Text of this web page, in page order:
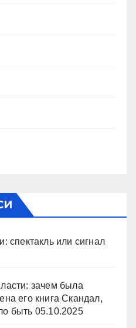
спектакль или сигнал
зачем была
его книга Скандал,
быть 05.10.2025